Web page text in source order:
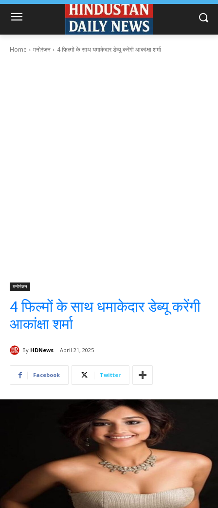
Home मनोरंजन 4 फिल्मों के साथ धमाकेदार डेब्यू करेंगी आकांक्षा शर्मा
मनोरंजन
4 फिल्मों के साथ धमाकेदार डेब्यू करेंगी
आकांक्षा शर्मा
By HDNews April 21, 2025
Facebook Twitter